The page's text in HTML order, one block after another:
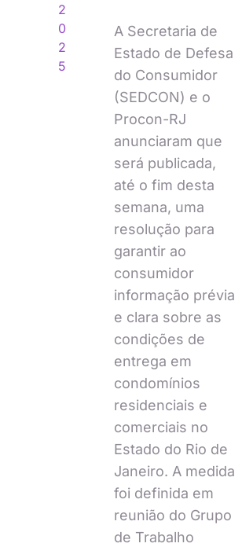
2
0
2
5
A Secretaria de
Estado de Defesa
do Consumidor
(SEDCON) e o
Procon-RJ
anunciaram que
será publicada,
até o fim desta
semana, uma
resolução para
garantir ao
consumidor
informação prévia
e clara sobre as
condições de
entrega em
condomínios
residenciais e
comerciais no
Estado do Rio de
Janeiro. A medida
foi definida em
reunião do Grupo
de Trabalho